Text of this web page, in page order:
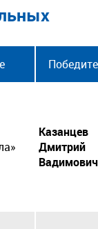
Казанцев
Дмитрий
Вадимович